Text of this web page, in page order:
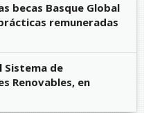
becas Basque Global
remuneradas
Sistema de
Renovables, en